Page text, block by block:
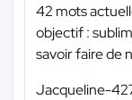
42 mots
objectif :
savoir faire de
Jacqueline-